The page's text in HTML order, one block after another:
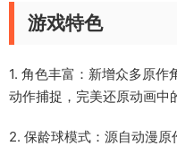
游戏特色
1. 角色丰富：新增众多原作
动作捕捉，完美还原动画中
2. 保龄球模式：源自动漫